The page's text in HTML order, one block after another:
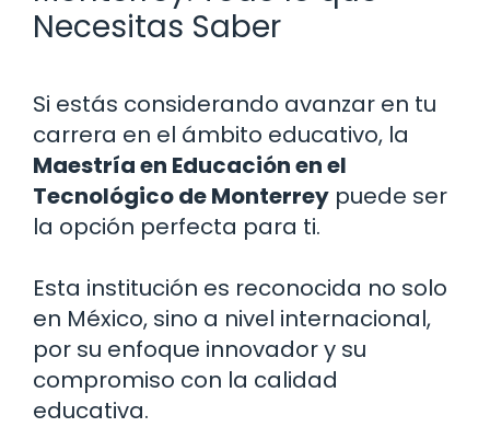
Necesitas Saber
Si estás considerando avanzar en tu
carrera en el ámbito educativo, la
Maestría en Educación en el
Tecnológico de Monterrey puede ser
la opción perfecta para ti.
Esta institución es reconocida no solo
en México, sino a nivel internacional,
por su enfoque innovador y su
compromiso con la calidad
educativa.